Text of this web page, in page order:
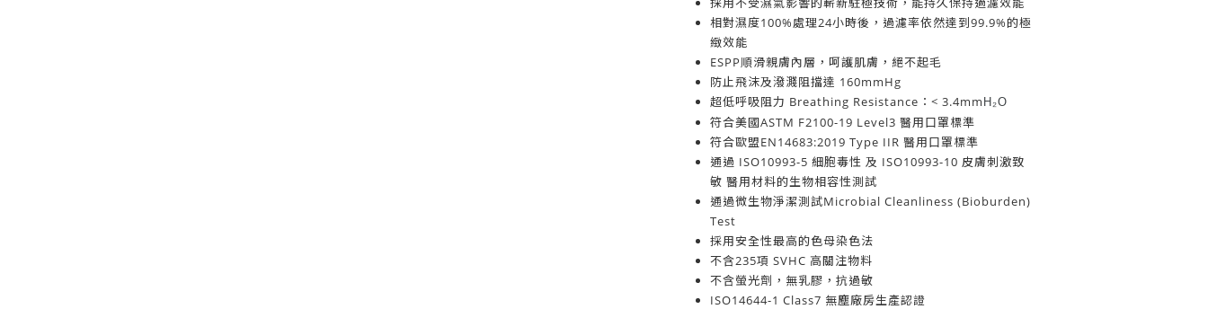
相對濕度100%處理24小時後，過濾率依然達到99.9%的極
緻效能
ESPP順滑親膚內層，呵護肌膚，絕不起毛
防止飛沫及潑濺阻擋達 160mmHg
超低呼吸阻力 Breathing Resistance：< 3.4mm H₂O
符合美國ASTM F2100-19 Level3 醫用口罩標準
符合歐盟EN14683:2019 Type IIR 醫用口罩標準
通過 ISO10993-5 細胞毒性 及 ISO10993-10 皮膚刺激致
敏 醫用材料的生物相容性測試
通過微生物淨潔測試Microbial Cleanliness (Bioburden)
Test
採用安全性最高的色母染色法
不含235項 SVHC 高關注物料
不含螢光劑，無乳膠，抗過敏
ISO14644-1 Class7 無塵廠房生產認證